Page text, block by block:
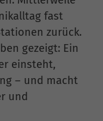
fast
zurück.
gezeigt: Ein
einsteht,
– und macht
und